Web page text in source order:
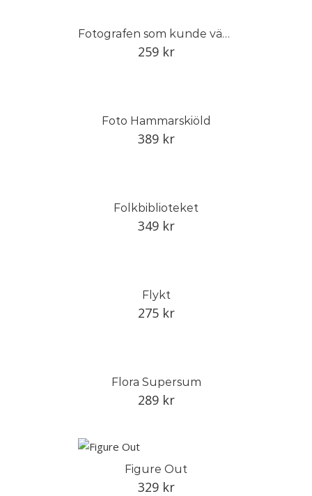
Fotografen som kunde vänta
259 kr
Foto Hammarskiöld
389 kr
Folkbiblioteket
349 kr
Flykt
275 kr
Flora Supersum
289 kr
Figure Out
329 kr